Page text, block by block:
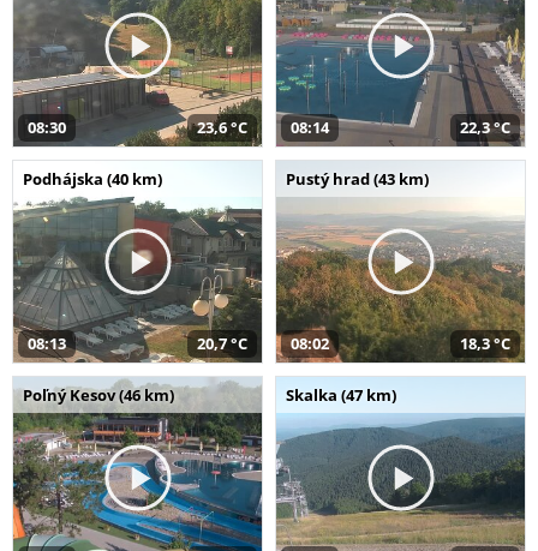
08:30 23,6 °C 08:14 22,3 °C
Podhájska (40 km)
08:13 20,7 °C
Pustý hrad (43 km)
08:02 18,3 °C
Poľný Kesov (46 km) Skalka (47 km)